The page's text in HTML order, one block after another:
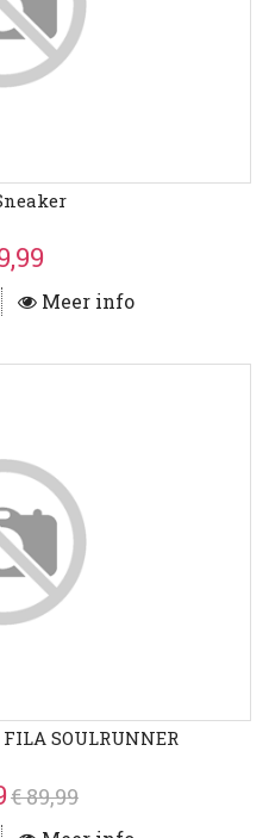
Meer info
SOULRUNNER
€ 89,99